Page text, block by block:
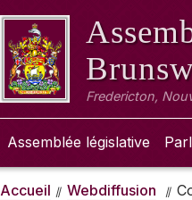
Fredericton,
Assemblée législative
Accueil Webdiffusion